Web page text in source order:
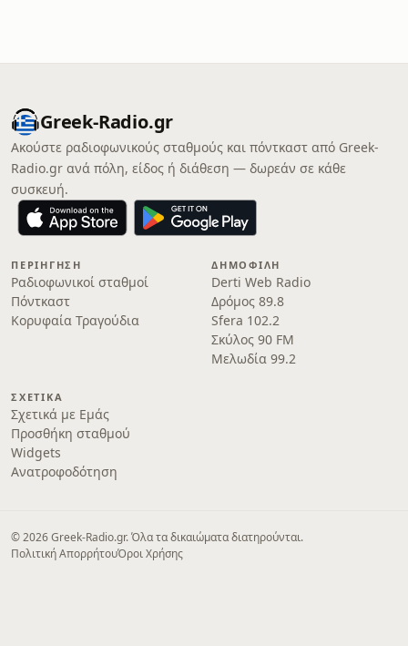
Greek-Radio.gr
Ακούστε ραδιοφωνικούς σταθμούς και πόντκαστ από Greek-
Radio.gr ανά πόλη, είδος ή διάθεση — δωρεάν σε κάθε
συσκευή.
ΠΕΡΙΉΓΗΣΗ
Ραδιοφωνικοί σταθμοί
Πόντκαστ
Κορυφαία Τραγούδια
ΔΗΜΟΦΙΛΉ
Derti Web Radio
Δρόμος 89.8
Sfera 102.2
Σκύλος 90 FM
Μελωδία 99.2
ΣΧΕΤΙΚΆ
Σχετικά με Εμάς
Προσθήκη σταθμού
Widgets
Ανατροφοδότηση
© 2026 Greek-Radio.gr. Όλα τα δικαιώματα διατηρούνται.
Πολιτική ΑπορρήτουΌροι Χρήσης